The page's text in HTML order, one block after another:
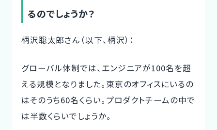
るのでしょうか？
柄沢聡太郎さん（以下、柄沢）：
グローバル体制では、エンジニアが100名を超
える規模となりました。東京のオフィスにいるの
はそのうち60名くらい。プロダクトチームの中で
は半数くらいでしょうか。